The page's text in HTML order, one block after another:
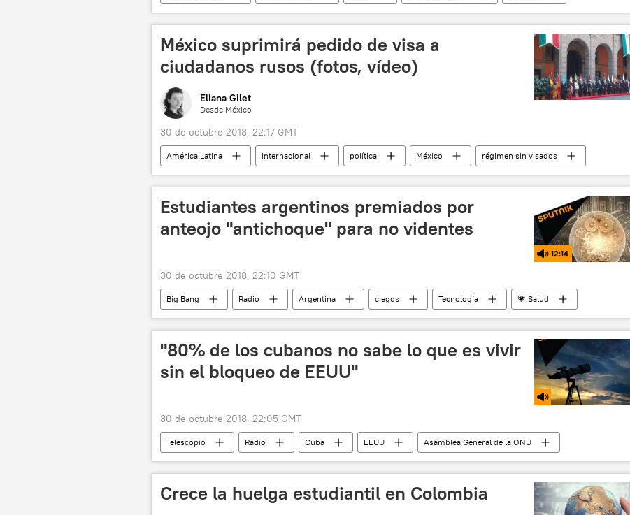
México suprimirá pedido de visa a
ciudadanos rusos (fotos, vídeo)
Eliana Gilet
Desde México
30 de octubre 2018, 22:17 GMT
América Latina Internacional política México
régimen sin visados
documentación
noticias
Estudiantes argentinos premiados por
anteojo "antichoque" para no videntes
12:14
30 de octubre 2018, 22:10 GMT
Big Bang Radio Argentina ciegos Tecnología 💗 Salud
"80% de los cubanos no sabe lo que es vivir
sin el bloqueo de EEUU"
30 de octubre 2018, 22:05 GMT
Telescopio Radio Cuba EEUU
Asamblea General de la ONU
bloqueo
impacto comercio revolución Economía
Crece la huelga estudiantil en Colombia